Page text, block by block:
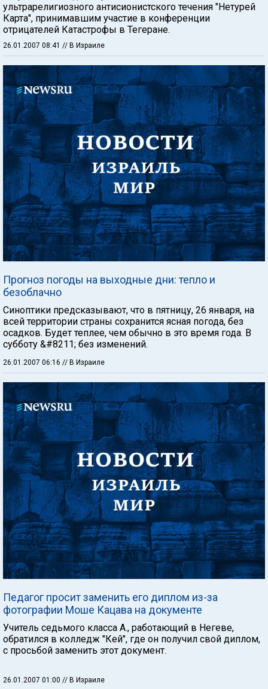
ультрарелигиозного антисионистского течения "Нетурей
Карта", принимавшим участие в конференции
отрицателей Катастрофы в Тегеране.
26.01.2007 08:41 // В Израиле
Прогноз погоды на выходные дни: тепло и
безоблачно
Синоптики предсказывают, что в пятницу, 26 января, на
всей территории страны сохранится ясная погода, без
осадков. Будет теплее, чем обычно в это время года. В
субботу &#8211; без изменений.
26.01.2007 06:16 // В Израиле
Педагог просит заменить его диплом из-за
фотографии Моше Кацава на документе
Учитель седьмого класса А., работающий в Негеве,
обратился в колледж "Кей", где он получил свой диплом,
с просьбой заменить этот документ.
26.01.2007 01:00 // В Израиле